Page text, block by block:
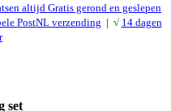
altijd Gratis gerond en geslepen
PostNL verzending | √ 14 dagen
set